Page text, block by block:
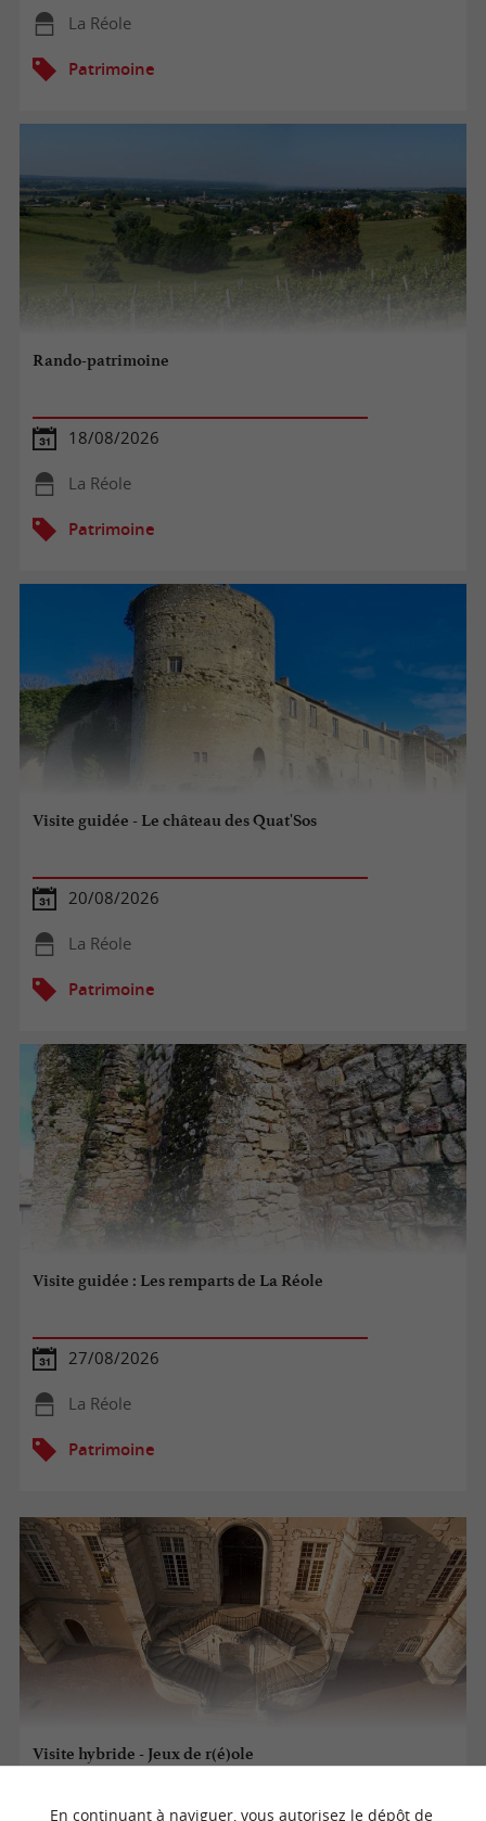
La Réole
Patrimoine
Rando-patrimoine
18/08/2026
La Réole
Patrimoine
Visite guidée - Le château des Quat'Sos
20/08/2026
La Réole
Patrimoine
Visite guidée : Les remparts de La Réole
27/08/2026
La Réole
Patrimoine
Visite hybride - Jeux de r(é)ole
En continuant à naviguer, vous autorisez le dépôt de